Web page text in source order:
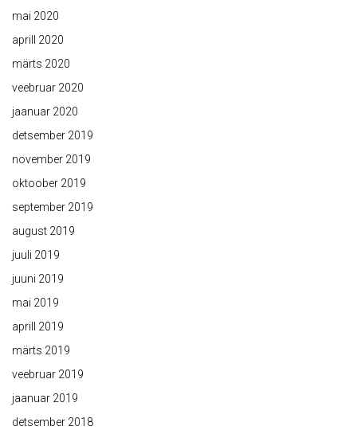
mai 2020
aprill 2020
märts 2020
veebruar 2020
jaanuar 2020
detsember 2019
november 2019
oktoober 2019
september 2019
august 2019
juuli 2019
juuni 2019
mai 2019
aprill 2019
märts 2019
veebruar 2019
jaanuar 2019
detsember 2018